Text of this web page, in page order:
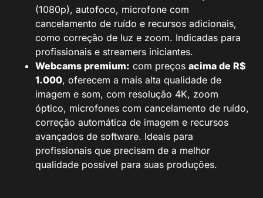
(1080p), autofoco, microfone com
cancelamento de ruído e recursos adicionais,
como correção de luz e zoom. Indicadas para
profissionais e streamers iniciantes.
Webcams premium: com preços acima de R$
1.000, oferecem a mais alta qualidade de
imagem e som, com resolução 4K, zoom
óptico, microfones com cancelamento de ruído,
correção automática de imagem e recursos
avançados de software. Ideais para
profissionais que precisam de a melhor
qualidade possível para suas produções.